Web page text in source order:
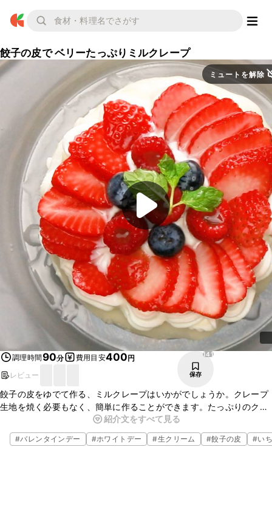
餃子の皮で ベリーたっぷりミルクレープ
ミュートを解除
調理時間90分 費用目安400円
レビュー
141
保存
餃子の皮をゆでて作る、ミルクレープはいかがでしょうか。クレープ
生地を焼く必要もなく、簡単に作ることができます。たっぷりのク
リームとフルーツで飾れば、とても華やかになりますよ。ぜひ、一度
作ってみてくださいね。
紹介文をすべて見る
#バレンタインデー #ホワイトデー #生クリーム #餃子の皮 #い